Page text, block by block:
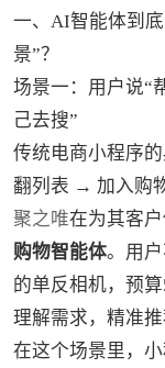
一、AI智能体到
景”？
场景一：用户说“
己去搜”
传统电商小程序
翻列表 → 加入购
聚之唯在为其客
购物智能体。用
的单反相机，预
理解需求，精准
在这个场景里，